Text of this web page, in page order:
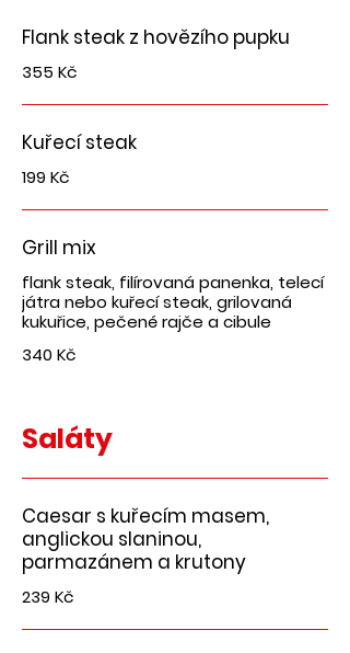
Flank steak z hovězího pupku
355 Kč
Kuřecí steak
199 Kč
Grill mix
flank steak, filírovaná panenka, telecí
játra nebo kuřecí steak, grilovaná
kukuřice, pečené rajče a cibule
340 Kč
Saláty
Caesar s kuřecím masem,
anglickou slaninou,
parmazánem a krutony
239 Kč